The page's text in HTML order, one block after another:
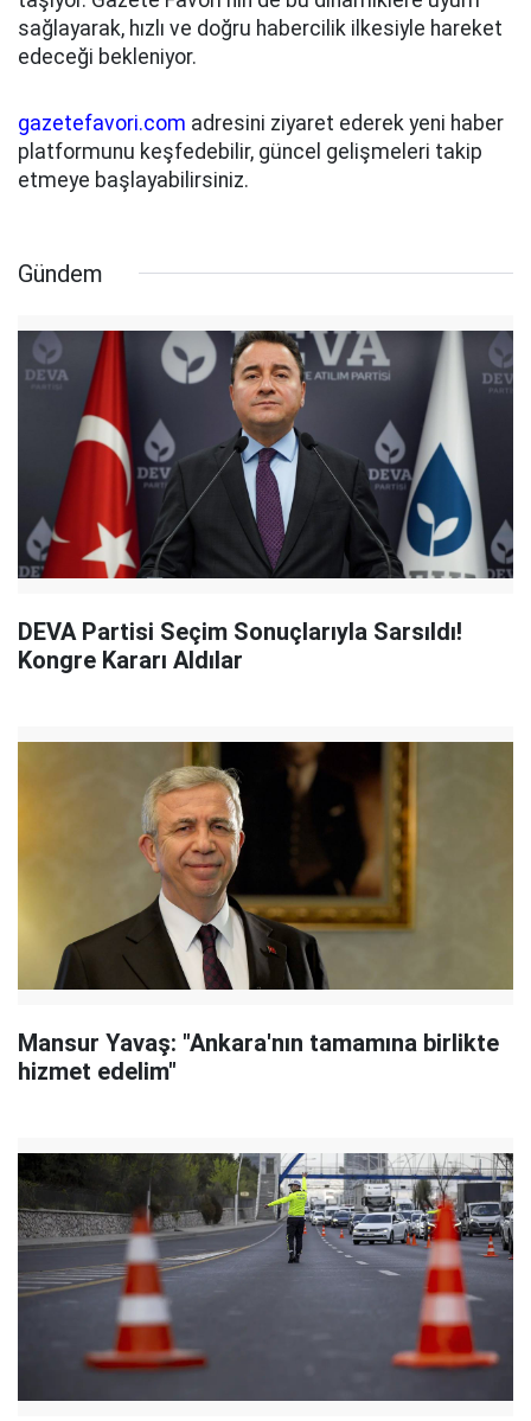
sağlayarak, hızlı ve doğru habercilik ilkesiyle hareket
edeceği bekleniyor.
gazetefavori.com adresini ziyaret ederek yeni haber
platformunu keşfedebilir, güncel gelişmeleri takip
etmeye başlayabilirsiniz.
Gündem
DEVA Partisi Seçim Sonuçlarıyla Sarsıldı!
Kongre Kararı Aldılar
Mansur Yavaş: "Ankara'nın tamamına birlikte
hizmet edelim"